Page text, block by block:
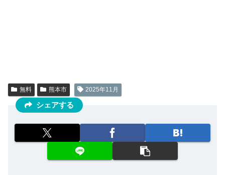
無料 熊本市 2025年11月
シェアする